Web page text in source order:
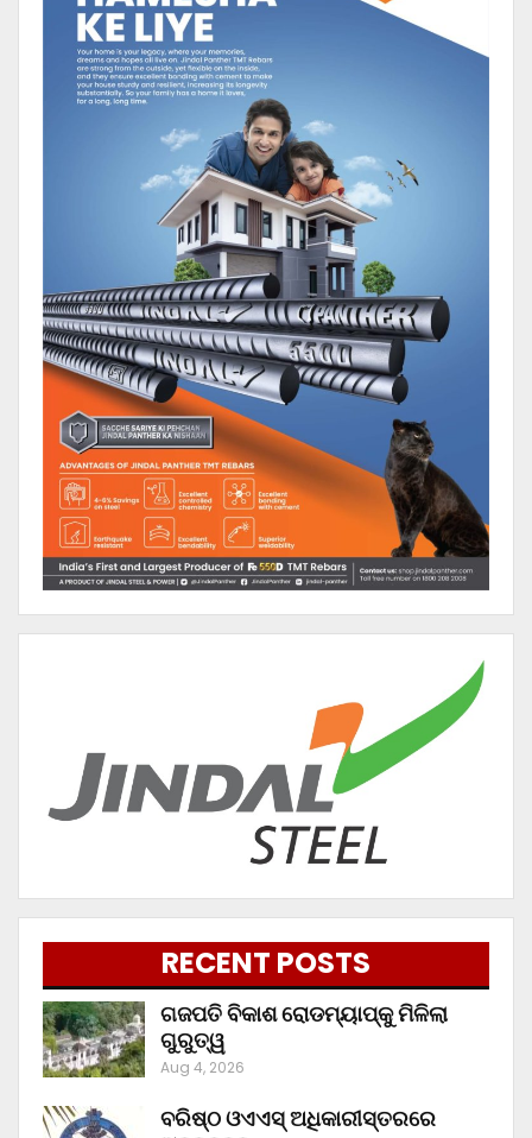
RECENT POSTS
ଗଜପତି ବିକାଶ ରୋଡମ୍ୟାପ୍‌କୁ ମିଳିଲା
ଗୁରୁତ୍ୱ
Aug 4, 2026
ବରିଷ୍ଠ ଓଏଏସ୍‌ ଅଧିକାରୀସ୍ତରରେ